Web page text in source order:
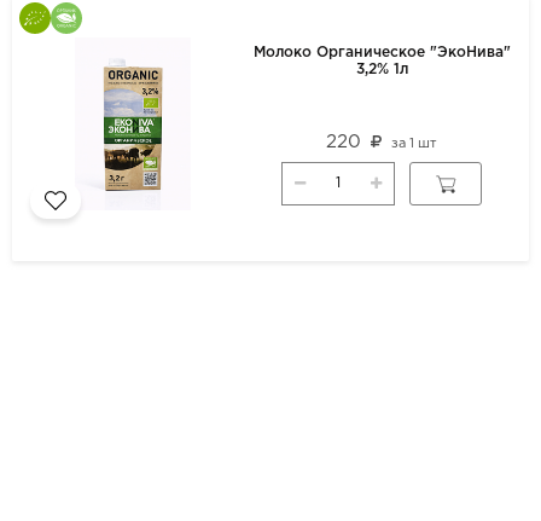
Молоко Органическое "ЭкоНива"
3,2% 1л
220 за1 шт